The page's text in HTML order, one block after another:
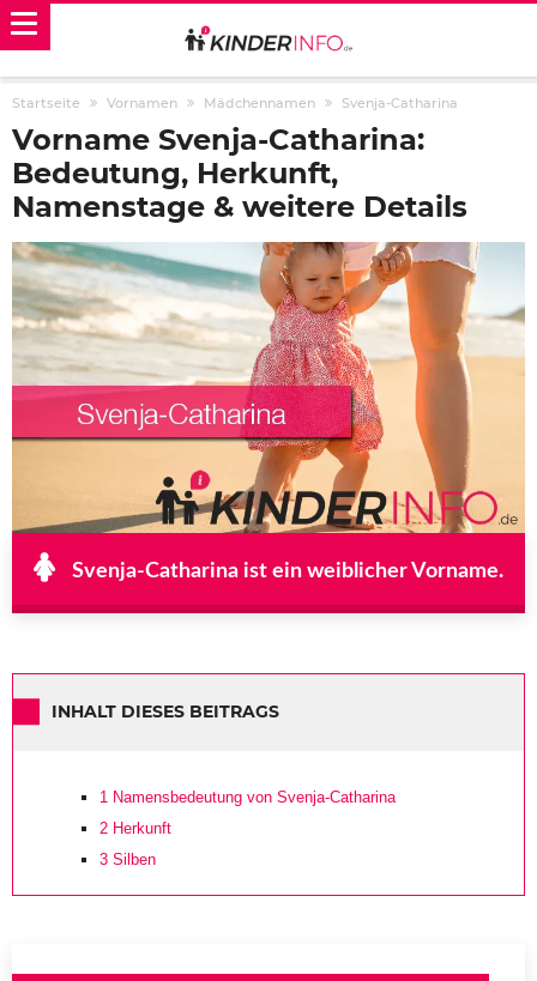
Startseite Vornamen Mädchennamen Svenja-Catharina
Vorname Svenja-Catharina:
Bedeutung, Herkunft,
Namenstage & weitere Details
Svenja-Catharina ist ein weiblicher Vorname.
INHALT DIESES BEITRAGS
1 Namensbedeutung von Svenja-Catharina
2 Herkunft
3 Silben